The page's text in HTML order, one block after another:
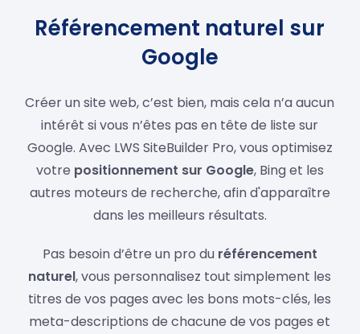
Référencement naturel sur
Google
Créer un site web, c’est bien, mais cela n’a aucun
intérêt si vous n’êtes pas en tête de liste sur
Google. Avec LWS SiteBuilder Pro, vous optimisez
votre positionnement sur Google, Bing et les
autres moteurs de recherche, afin d'apparaître
dans les meilleurs résultats.
Pas besoin d’être un pro du référencement
naturel, vous personnalisez tout simplement les
titres de vos pages avec les bons mots-clés, les
meta-descriptions de chacune de vos pages et